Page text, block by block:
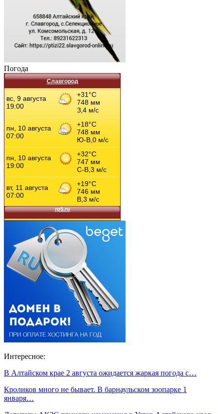
Погода
Славгород
Интересное:
В Алтайском крае 2 августа ожидается жаркая погода с…
Кроликов много не бывает. В барнаульском зоопарке 1
января…